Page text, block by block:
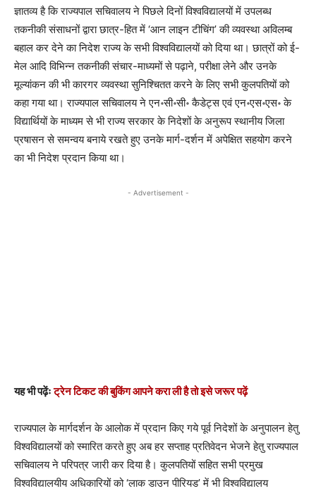
ज्ञातव्य है कि राज्यपाल सचिवालय ने पिछले दिनों विश्वविद्यालयों में उपलब्ध
तकनीकी संसाधनों द्वारा छात्र-हित में ‘आन लाइन टीचिंग’ की व्यवस्था अविलम्ब
बहाल कर देने का निदेश राज्य के सभी विश्वविद्यालयों को दिया था। छात्रों को ई-
मेल आदि विभिन्न तकनीकी संचार-माध्यमों से पढ़ाने, परीक्षा लेने और उनके
मूल्यांकन की भी कारगर व्यवस्था सुनिश्चितत करने के लिए सभी कुलपतियों को
कहा गया था। राज्यपाल सचिवालय ने एन॰सी॰सी॰ कैडेट्स एवं एन॰एस॰एस॰ के
विद्यार्थियों के माध्यम से भी राज्य सरकार के निदेशों के अनुरूप स्थानीय जिला
प्रषासन से समन्वय बनाये रखते हुए उनके मार्ग-दर्शन में अपेक्षित सहयोग करने
का भी निदेश प्रदान किया था।
- Advertisement -
यह भी पढ़ेंःट्रेन टिकट की बुकिंग आपने करा ली है तो इसे जरूर पढ़ें
राज्यपाल के मार्गदर्शन के आलोक में प्रदान किए गये पूर्व निदेशों के अनुपालन हेतु
विश्वविद्यालयों को स्मारित करते हुए अब हर सप्ताह प्रतिवेदन भेजने हेतु राज्यपाल
सचिवालय ने परिपत्र जारी कर दिया है। कुलपतियों सहित सभी प्रमुख
विश्वविद्यालयीय अधिकारियों को ‘लाक डाउन पीरियड’ में भी विश्वविद्यालय